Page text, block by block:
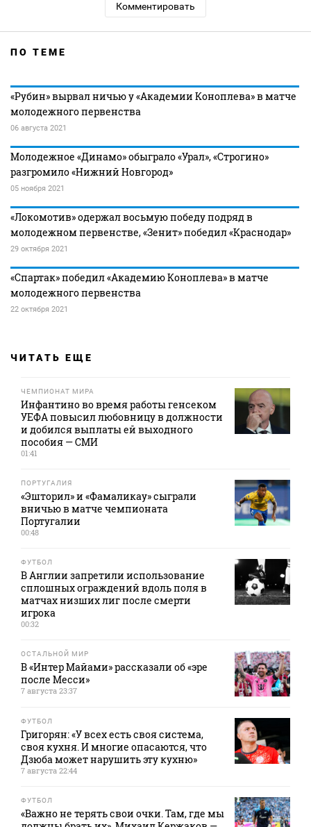
Комментировать
ПО ТЕМЕ
«Рубин» вырвал ничью у «Академии Коноплева» в матче
молодежного первенства
06 августа 2021
Молодежное «Динамо» обыграло «Урал», «Строгино»
разгромило «Нижний Новгород»
05 ноября 2021
«Локомотив» одержал восьмую победу подряд в
молодежном первенстве, «Зенит» победил «Краснодар»
29 октября 2021
«Спартак» победил «Академию Коноплева» в матче
молодежного первенства
22 октября 2021
ЧИТАТЬ ЕЩЕ
ЧЕМПИОНАТ МИРА
Инфантино во время работы генсеком
УЕФА повысил любовницу в должности
и добился выплаты ей выходного
пособия — СМИ
01:41
ПОРТУГАЛИЯ
«Эшторил» и «Фамаликау» сыграли
вничью в матче чемпионата
Португалии
00:48
ФУТБОЛ
В Англии запретили использование
сплошных ограждений вдоль поля в
матчах низших лиг после смерти
игрока
00:32
ОСТАЛЬНОЙ МИР
В «Интер Майами» рассказали об «эре
после Месси»
7 августа 23:37
ФУТБОЛ
Григорян: «У всех есть своя система,
своя кухня. И многие опасаются, что
Дзюба может нарушить эту кухню»
7 августа 22:44
ФУТБОЛ
«Важно не терять свои очки. Там, где мы